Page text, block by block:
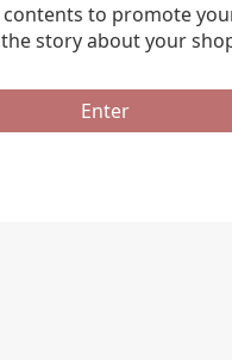
to promote
story about your
Enter